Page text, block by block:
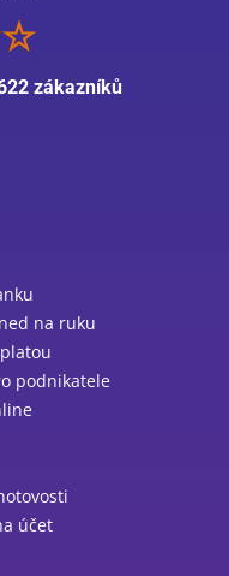
zákazníků
na ruku
podnikatele
účet